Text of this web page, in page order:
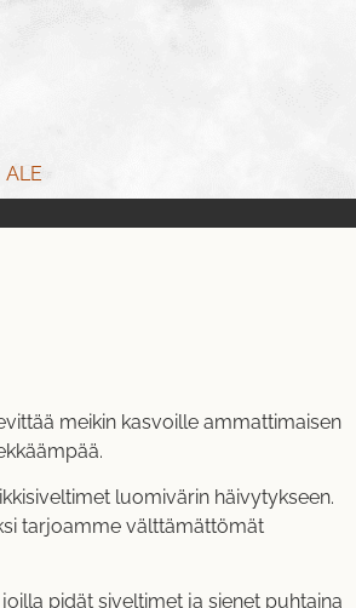
ALE
meikin kasvoille ammattimaisen
luomivärin häivytykseen.
tarjoamme välttämättömät
pidät siveltimet ja sienet puhtaina